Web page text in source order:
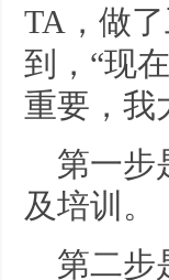
TA，做
到，“现
重要，我
第一步
及培训。
第二步